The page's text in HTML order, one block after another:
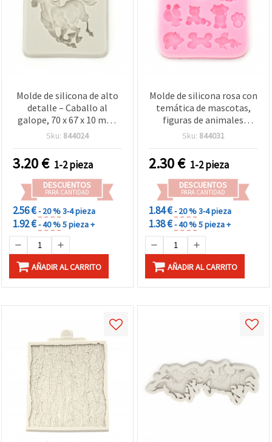
Molde de silicona de alto
detalle – Caballo al
galope, 70 x 67 x 10 mm,
flexible color marfil para
polimérica, jabón y velas
Sku: 844024
3.20€ 1-2 pieza
DESCUENTOS
PARA CANTIDAD
2.56 €- 20 %3-4 pieza
1.92 €- 40 %5 pieza +
AÑADIR AL CARRITO
Molde de silicona rosa con
temática de mascotas,
figuras de animales
cuadradas (gato, perro,
– 83 x 83 x 11 mm – molde
flexible para resina,
jabón, arcilla polimérica y
manualidades DIY
Sku: 844031
2.30€ 1-2 pieza
DESCUENTOS
PARA CANTIDAD
1.84 €- 20 %3-4 pieza
1.38 €- 40 %5 pieza +
AÑADIR AL CARRITO